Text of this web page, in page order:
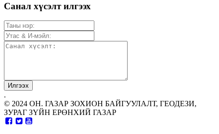
Санал хүсэлт илгээх
.
© 2024 ОН. ГАЗАР ЗОХИОН БАЙГУУЛАЛТ, ГЕОДЕЗИ,
ЗУРАГ ЗҮЙН ЕРӨНХИЙ ГАЗАР